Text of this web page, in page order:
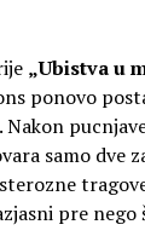
„Ubistva u
ponovo
samo dve
pre nego